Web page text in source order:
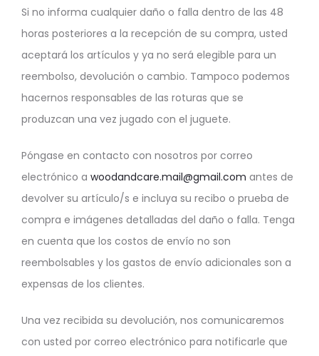
Si no informa cualquier daño o falla dentro de las 48
horas posteriores a la recepción de su compra, usted
aceptará los artículos y ya no será elegible para un
reembolso, devolución o cambio. Tampoco podemos
hacernos responsables de las roturas que se
produzcan una vez jugado con el juguete.
Póngase en contacto con nosotros por correo
electrónico a woodandcare.mail@gmail.com antes de
devolver su artículo/s e incluya su recibo o prueba de
compra e imágenes detalladas del daño o falla. Tenga
en cuenta que los costos de envío no son
reembolsables y los gastos de envío adicionales son a
expensas de los clientes.
Una vez recibida su devolución, nos comunicaremos
con usted por correo electrónico para notificarle que